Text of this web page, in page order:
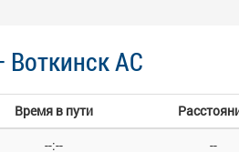
АС
Время в пути
--:-- --